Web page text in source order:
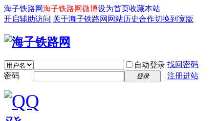
海子铁路网海子铁路网微博设为首页收藏本站
开启辅助访问 关于海子铁路网 网站历史合作切换到宽版
自动登录 找回密码
密码
登录 注册进站